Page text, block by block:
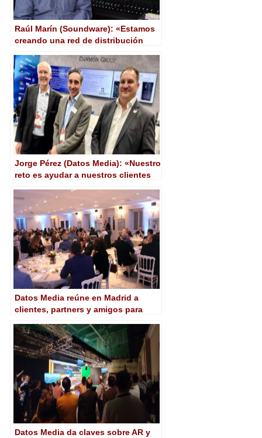
Raúl Marín (Soundware): «Estamos
creando una red de distribución
clientes finales»
Jorge Pérez (Datos Media): «Nuestro
reto es ayudar a nuestros clientes
tecnológica»
Datos Media reúne en Madrid a
clientes, partners y amigos para
Datos Media da claves sobre AR y